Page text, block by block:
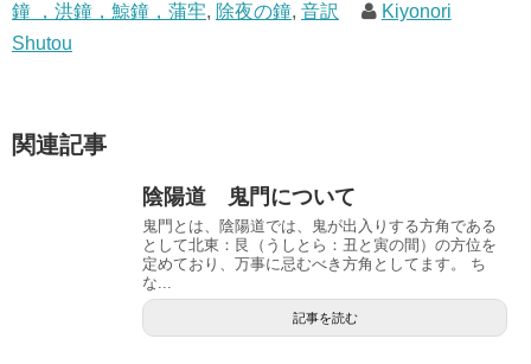
鐘 ，洪鐘，鯨鐘，蒲牢, 除夜の鐘, 音訳
Kiyonori
Shutou
関連記事
陰陽道 鬼門について
鬼門とは、陰陽道では、鬼が出入りする方角である
として北東：艮（うしとら：丑と寅の間）の方位を
定めており、万事に忌むべき方角としてます。 ち
な...
記事を読む